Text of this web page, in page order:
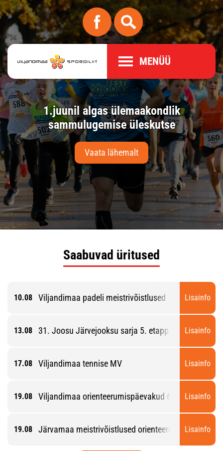
MENÜÜ
1.juunil algas ülemaakondlik
sammulugemise üleskutse
Vaata lähemalt
Saabuvad üritused
10.08 Viljandimaa padeli meistrivõistlused Lisainfo
13.08 31. Joosu Järvejooksu sarja 5. etapp Lisainfo
17.08 Viljandimaa tennise MV Lisainfo
19.08 Viljandimaa orienteerumispäevakud 6. etappLisainfo
19.08 Järvamaa meistrivõistlused orienteerumise lühirajal
Lisainfo